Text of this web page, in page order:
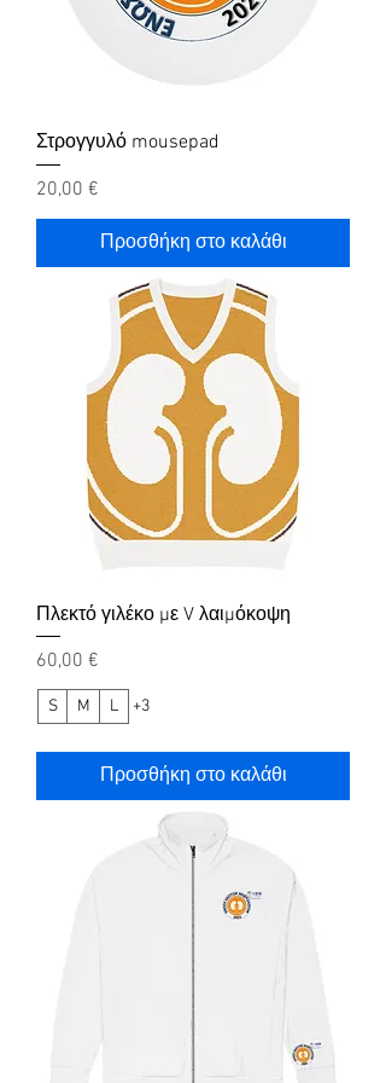
Στρογγυλό mousepad
Τιμή
20,00 €
Προσθήκη στο καλάθι
Πλεκτό γιλέκο με V λαιμόκοψη
Τιμή
60,00 €
S M L +3
Προσθήκη στο καλάθι